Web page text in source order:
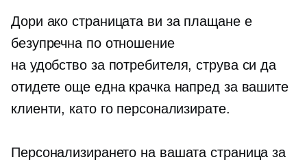
Дори ако страницата ви за плащане е
безупречна по отношение
на удобство за потребителя, струва си да
отидете още една крачка напред за вашите
клиенти, като го персонализирате.
Персонализирането на вашата страница за